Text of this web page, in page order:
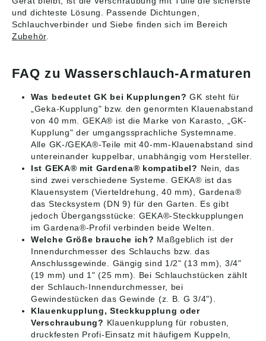
und dichteste Lösung. Passende Dichtungen,
Schlauchverbinder und Siebe finden sich im Bereich
Zubehör.
FAQ zu Wasserschlauch-Armaturen
Was bedeutet GK bei Kupplungen? GK steht für
„Geka-Kupplung" bzw. den genormten Klauenabstand
von 40 mm. GEKA® ist die Marke von Karasto, „GK-
Kupplung" der umgangssprachliche Systemname.
Alle GK-/GEKA®-Teile mit 40-mm-Klauenabstand sind
untereinander kuppelbar, unabhängig vom Hersteller.
Ist GEKA® mit Gardena® kompatibel? Nein, das
sind zwei verschiedene Systeme. GEKA® ist das
Klauensystem (Vierteldrehung, 40 mm), Gardena®
das Stecksystem (DN 9) für den Garten. Es gibt
jedoch Übergangsstücke: GEKA®-Steckkupplungen
im Gardena®-Profil verbinden beide Welten.
Welche Größe brauche ich? Maßgeblich ist der
Innendurchmesser des Schlauchs bzw. das
Anschlussgewinde. Gängig sind 1/2" (13 mm), 3/4"
(19 mm) und 1" (25 mm). Bei Schlauchstücken zählt
der Schlauch-Innendurchmesser, bei
Gewindestücken das Gewinde (z. B. G 3/4").
Klauenkupplung, Steckkupplung oder
Verschraubung? Klauenkupplung für robusten,
druckfesten Profi-Einsatz mit häufigem Kuppeln,